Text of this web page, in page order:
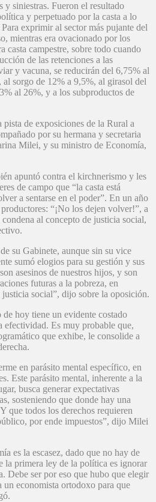
y siniestras. Fueron el resultado
y perpetuado por la casta a lo
exprimir al sector más pujante del
mientras era ovacionado por los
casta campestre, sobre todo cuando
de las retenciones a las
y vacuna, se reducirán del 6,75% al
sorgo de 12% a 9,5%, al girasol del
al 26%, y a los subproductos de
de exposiciones de la Rural a
por su hermana y secretaria
Milei, y su ministro de Economía,
apuntó contra el kirchnerismo y les
de campo que “la casta está
a sentarse en el poder”. En un año
“¡No los dejen volver!”, a
al concepto de justicia social,
su Gabinete, aunque sin su vice
sumó elogios para su gestión y sus
asesinos de nuestros hijos, y son
futuras a la pobreza, en
social”, dijo sobre la oposición.
hoy tiene un evidente costado
efectividad. Es muy probable que,
que exhibe, le consolide a
en parásito mental específico, en
Este parásito mental, inherente a la
busca generar expectativas
sosteniendo que donde hay una
que todos los derechos requieren
por ende impuestos”, dijo Milei
es la escasez, dado que no hay de
la primera ley de la política es ignorar
Debe ser por eso que hubo que elegir
economista ortodoxo para que